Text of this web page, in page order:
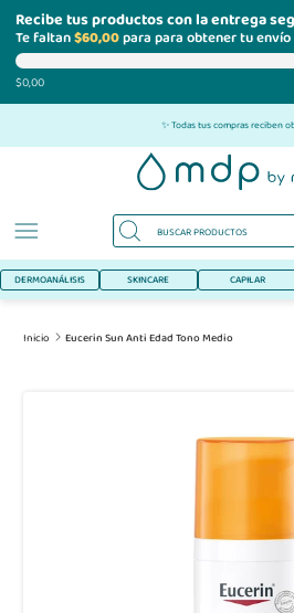
Recibe tus productos con la entrega
Te faltan$60,00para para obtener tu envío
$0,00
al
✨ Todas tus compras reciben
DERMOANÁLISIS SKINCARE CAPILAR
Inicio Eucerin Sun Anti Edad Tono Medio